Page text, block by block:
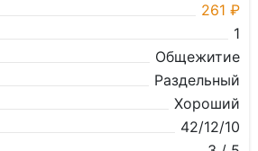
261 ₽
1
Общежитие
Раздельный
Хороший
42/12/10